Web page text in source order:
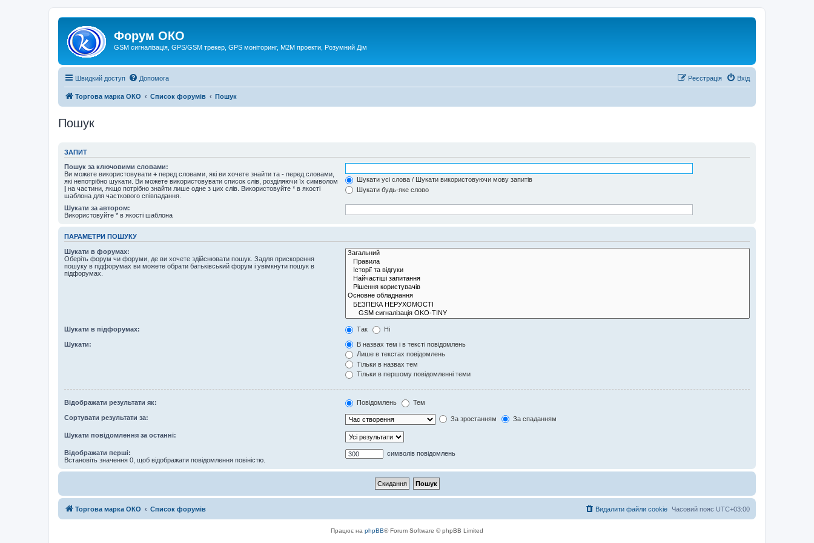
Форум ОКО
GSM сигналізація, GPS/GSM трекер, GPS моніторинг, М2М проекти, Розумний Дім
Швидкий доступ Допомога Вхід
Реєстрація
Торгова марка ОКО Список форумів Пошук
Пошук
ЗАПИТ
Пошук за ключовими словами:
Ви можете використовувати + перед словами, які ви хочете знайти та - перед словами,
які непотрібно шукати. Ви можете використовувати список слів, розділяючи їх символом
| на частини, якщо потрібно знайти лише одне з цих слів. Використовуйте * в якості
шаблона для часткового співпадання.
Шукати усі слова / Шукати використовуючи мову запитів
Шукати будь-яке слово
Шукати за автором:
Використовуйте * в якості шаблона
ПАРАМЕТРИ ПОШУКУ
Шукати в форумах:
Оберіть форум чи форуми, де ви хочете здійснювати пошук. Задля прискорення
пошуку в підфорумах ви можете обрати батьківський форум і увімкнути пошук в
підфорумах.
Шукати в підфорумах: Так Ні
Шукати:
В назвах тем і в тексті повідомлень
Лише в текстах повідомлень
Тільки в назвах тем
Тільки в першому повідомленні теми
Відображати результати як: Повідомлень Тем
Сортувати результати за: За зростанням За спаданням
Шукати повідомлення за останні:
Відображати перші:
Встановіть значення 0, щоб відображати повідомлення повіністю.
символів повідомлень
Торгова марка ОКО Список форумів Часовий пояс UTC+03:00
Видалити файли cookie
Працює на phpBB® Forum Software © phpBB Limited